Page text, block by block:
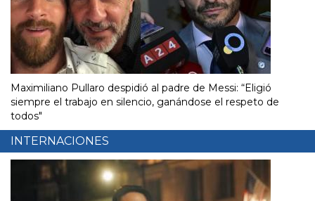
Maximiliano Pullaro despidió al padre de Messi: “Eligió
siempre el trabajo en silencio, ganándose el respeto de
todos"
INTERNACIONES